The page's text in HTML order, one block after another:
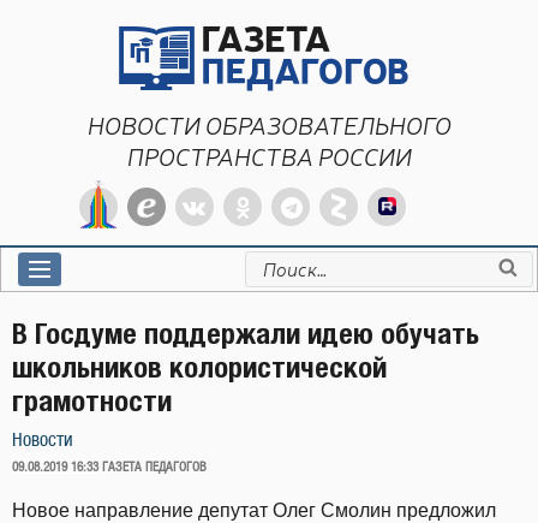
НОВОСТИ ОБРАЗОВАТЕЛЬНОГО
ПРОСТРАНСТВА РОССИИ
Искать:
В Госдуме поддержали идею обучать
школьников колористической
грамотности
Новости
ОПУБЛИКОВАНО
09.08.2019 16:33 ГАЗЕТА ПЕДАГОГОВ
Новое направление депутат Олег Смолин предложил